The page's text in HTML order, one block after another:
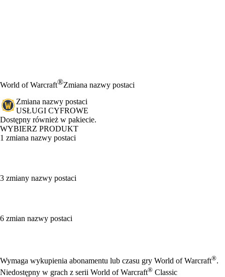
World of Warcraft®Zmiana nazwy postaci
Zmiana nazwy postaci
USŁUGI CYFROWE
Product Notification
Dostępny również w pakiecie.
WYBIERZ PRODUKT
1 zmiana nazwy postaci
3 zmiany nazwy postaci
6 zmian nazwy postaci
Available actions
Wymaga wykupienia abonamentu lub czasu gry World of Warcraft®.
Niedostępny w grach z serii World of Warcraft® Classic